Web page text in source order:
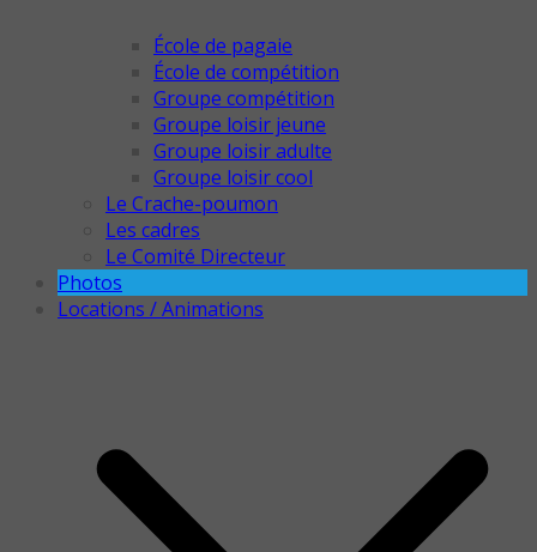
École de pagaie
École de compétition
Groupe compétition
Groupe loisir jeune
Groupe loisir adulte
Groupe loisir cool
Le Crache-poumon
Les cadres
Le Comité Directeur
Photos
Locations / Animations